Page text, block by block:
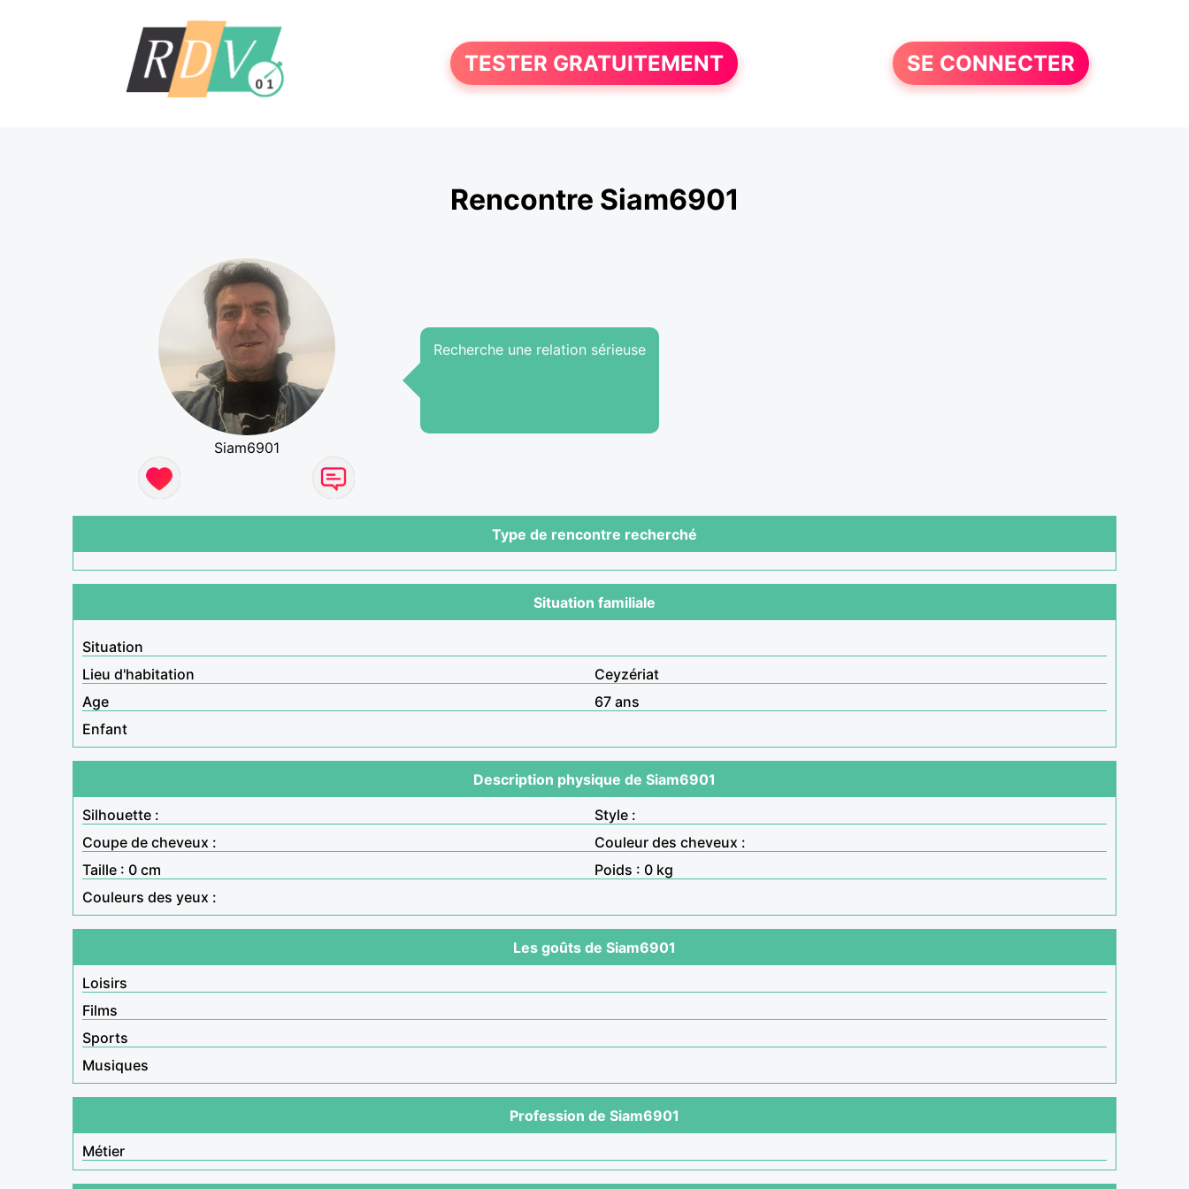
TESTER GRATUITEMENT SE CONNECTER
Rencontre Siam6901
Siam6901
Recherche une relation sérieuse
Type de rencontre recherché
Situation familiale
Situation
Lieu d'habitation
Ceyzériat
Age
67 ans
Enfant
Description physique de Siam6901
Silhouette :
Style :
Coupe de cheveux :
Couleur des cheveux :
Taille : 0 cm
Poids : 0 kg
Couleurs des yeux :
Les goûts de Siam6901
Loisirs
Films
Sports
Musiques
Profession de Siam6901
Métier